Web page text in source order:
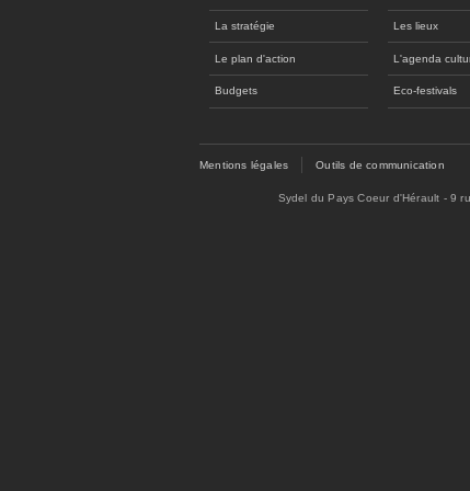
La stratégie
Le plan d'action
Budgets
Les lieux
L'agenda
Eco-festivals
Mentions légales Outils de communication
Sydel du Pays Coeur d'Hérault - 9